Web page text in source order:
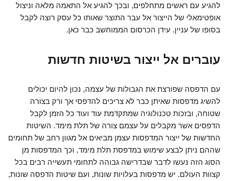
להגיע עם ראשים מתחלפים, ובכך להגיע אל התאמה מלאה וניצול
אופטימאלי של הייצור אל עבר התוצר שאותו כל עסק רוצה לקבל
בסופו של עניין. עידן הכרסום הממוחשב כבר כאן.
עוברים אל ייצור בשיטות חדשות
עם הדפסה שפורצת את הגבולות של עצמה, נכון להיום יכולים
להשיג מדפסות שאיתן כבר לא צריכים להדפסי אך ורק בצורה
שטוחה, ובזכות טכנולוגיה שמתקדמת עוד ועוד כל הזמן לקבל
הדפסים אשר מקבלים על עצמם צורה של תלת מימד. השיטות
החדשות של ייצור המדפסות עצמן מביאים אל מגוון רחב של תחומים
שההם ניתן לבצע שימוש במדפסת תלת מימד, וכך המדפסות מן
הסוג הזה נעשו לדבר שבדרישה גבוהה לתחומי תעשייה רבים בכל
קצוות העולם. יש מדפסות בעלויות שונות, ועם שיטות הדפסה שונות,